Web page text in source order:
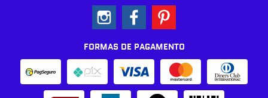
FORMAS DE PAGAMENTO